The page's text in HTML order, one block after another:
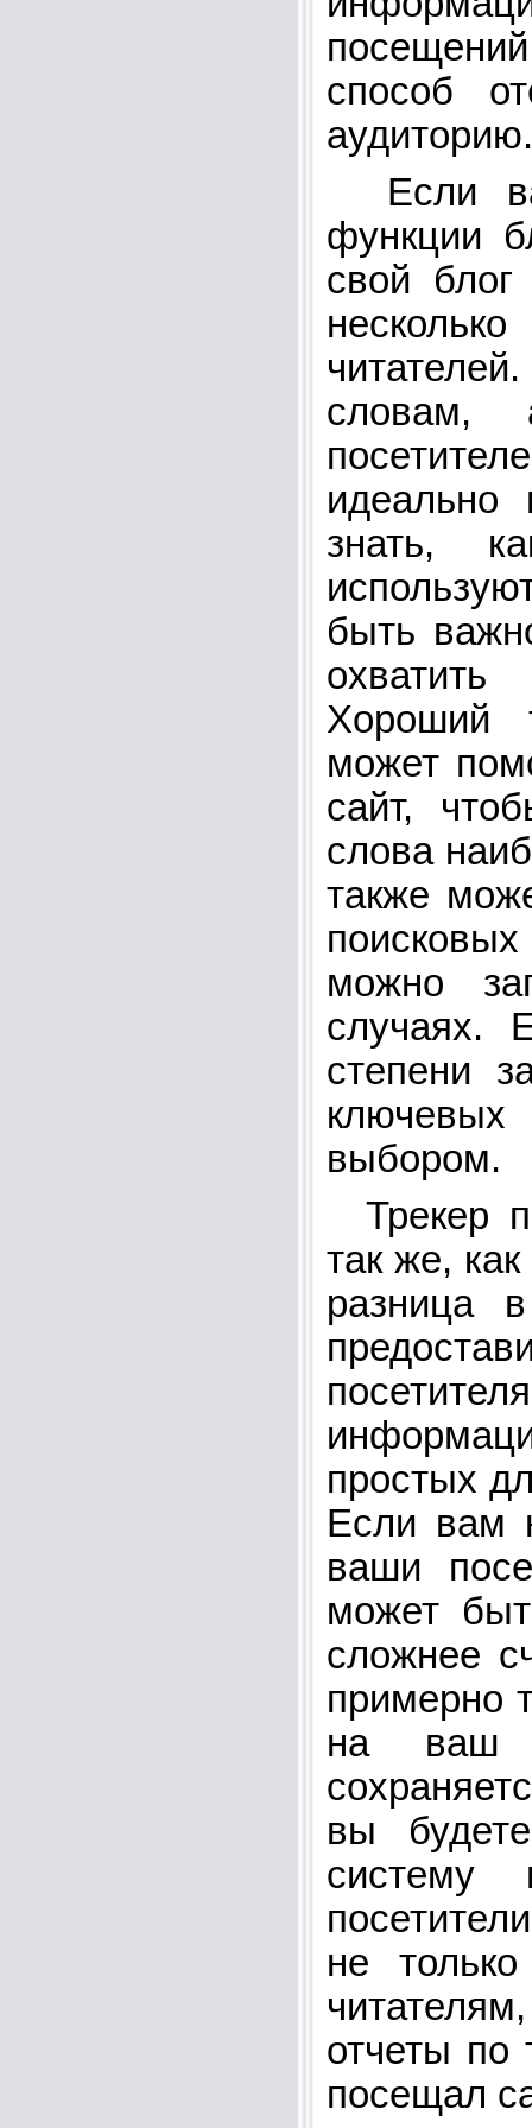
способ
аудиторию.
Если
функции
свой
словам,
идеально
знать,
быть
охватить
Хороший
может
сайт,
слова
также
можно
случаях.
степени
выбором.
Трекер
так же,
разница
простых
Если вам
ваши
может
сложнее
примерно
на ваш
вы
не
отчеты по
посещал